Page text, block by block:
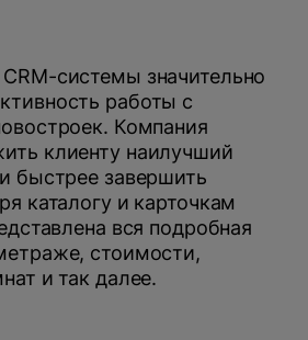
системы значительно
работы с
Компания
клиенту наилучший
быстрее завершить
каталогу и карточкам
вся подробная
стоимости,
и так далее.